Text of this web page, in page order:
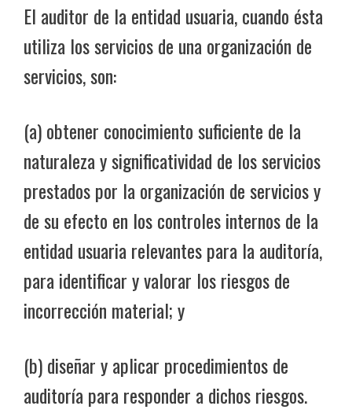
El auditor de la entidad usuaria, cuando ésta
utiliza los servicios de una organización de
servicios, son:
(a) obtener conocimiento suficiente de la
naturaleza y significatividad de los servicios
prestados por la organización de servicios y
de su efecto en los controles internos de la
entidad usuaria relevantes para la auditoría,
para identificar y valorar los riesgos de
incorrección material; y
(b) diseñar y aplicar procedimientos de
auditoría para responder a dichos riesgos.